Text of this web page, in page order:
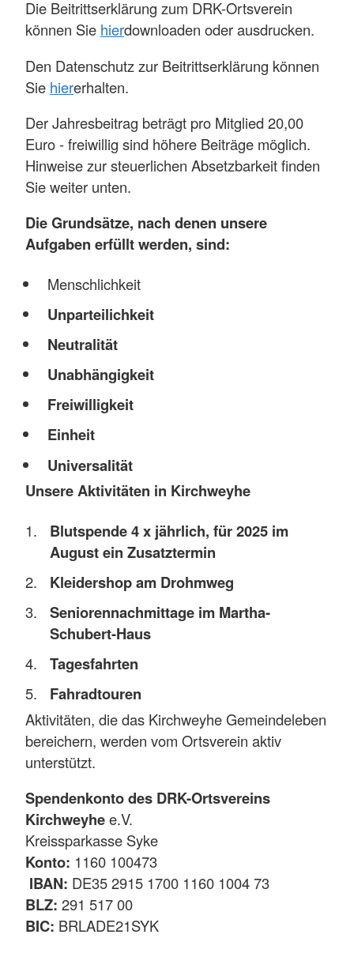
Die Beitrittserklärung zum DRK-Ortsverein
können Sie hierdownloaden oder ausdrucken.
Den Datenschutz zur Beitrittserklärung können
Sie hiererhalten.
Der Jahresbeitrag beträgt pro Mitglied 20,00
Euro - freiwillig sind höhere Beiträge möglich.
Hinweise zur steuerlichen Absetzbarkeit finden
Sie weiter unten.
Die Grundsätze, nach denen unsere
Aufgaben erfüllt werden, sind:
Menschlichkeit
Unparteilichkeit
Neutralität
Unabhängigkeit
Freiwilligkeit
Einheit
Universalität
Unsere Aktivitäten in Kirchweyhe
Blutspende 4 x jährlich, für 2025 im
August ein Zusatztermin
Kleidershop am Drohmweg
Seniorennachmittage im Martha-
Schubert-Haus
Tagesfahrten
Fahradtouren
Aktivitäten, die das Kirchweyhe Gemeindeleben
bereichern, werden vom Ortsverein aktiv
unterstützt.
Spendenkonto des DRK-Ortsvereins
Kirchweyhee.V.
Kreissparkasse Syke
Konto: 1160 100473
IBAN: DE35 2915 1700 1160 1004 73
BLZ: 291 517 00
BIC: BRLADE21SYK